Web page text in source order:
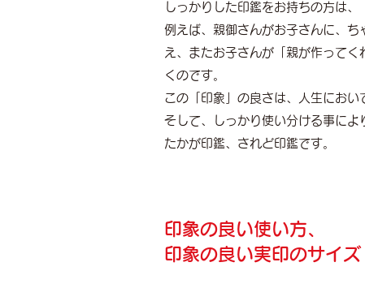
しっかりした印鑑をお持ちの方は、
例えば、親御さんがお子さんに、
え、またお子さんが「親が作って
くのです。
この「印象」の良さは、人生におい
そして、しっかり使い分ける事によ
たかが印鑑、されど印鑑です。
印象の良い使い方、
印象の良い実印のサイズ